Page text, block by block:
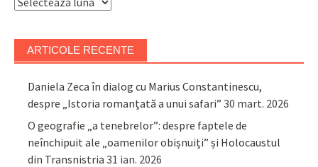
ARTICOLE RECENTE
Daniela Zeca în dialog cu Marius Constantinescu,
despre „Istoria romanțată a unui safari” 30 mart. 2026
O geografie „a tenebrelor”: despre faptele de
neînchipuit ale „oamenilor obișnuiți” și Holocaustul
din Transnistria 31 ian. 2026